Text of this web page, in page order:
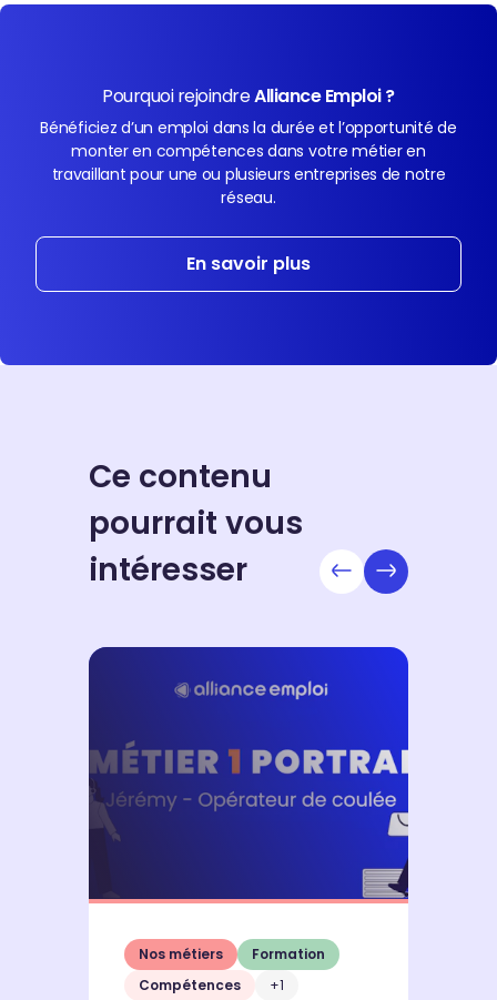
Pourquoi rejoindreAlliance Emploi ?
Bénéficiez d’un emploi dans la durée et l’opportunité de
monter en compétences dans votre métier en
travaillant pour une ou plusieurs entreprises de notre
réseau.
En savoir plus
Ce contenu
pourrait vous
intéresser
Nos métiers
Formation
Compétences
+1